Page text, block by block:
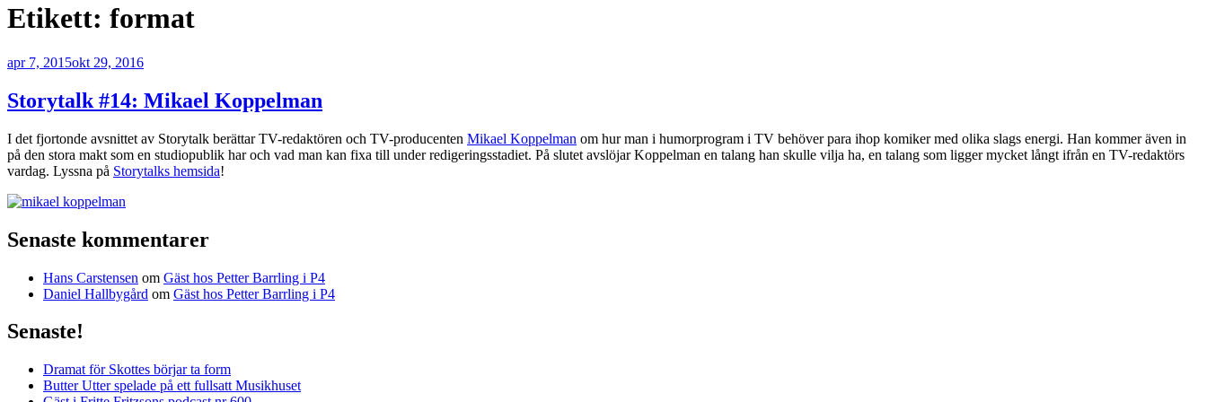
Etikett: format
Publicerat
apr 7, 2015okt 29, 2016
Storytalk #14: Mikael Koppelman
I det fjortonde avsnittet av Storytalk berättar TV-redaktören och TV-producenten Mikael Koppelman om hur man i humorprogram i TV behöver para ihop komiker med olika slags energi. Han kommer även in
på den stora makt som en studiopublik har och vad man kan fixa till under redigeringsstadiet. På slutet avslöjar Koppelman en talang han skulle vilja ha, en talang som ligger mycket långt ifrån en TV-redaktörs
vardag. Lyssna på Storytalks hemsida!
Senaste kommentarer
Hans Carstensen om Gäst hos Petter Barrling i P4
Daniel Hallbygård om Gäst hos Petter Barrling i P4
Senaste!
Dramat för Skottes börjar ta form
Butter Utter spelade på ett fullsatt Musikhuset